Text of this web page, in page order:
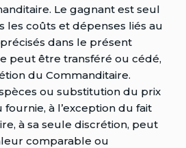
Le gagnant est seul
les coûts et dépenses liés au
dans le présent
peut être transféré ou cédé,
du Commanditaire.
ou substitution du prix
à l’exception du fait
à sa seule discrétion, peut
comparable ou